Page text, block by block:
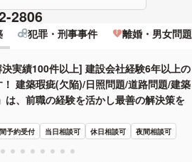
2806
犯罪・刑事事件 離婚・男女問題
実績100件以上] 建設会社経験6年以上の
建築瑕疵(欠陥)/日照問題/道路問題/建築
は、前職の経験を活かし最善の解決策を
予約受付 当日相談可 休日相談可 夜間相談可